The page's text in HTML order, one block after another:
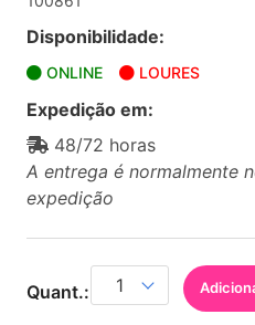
Disponibilidade:
ONLINE LOURES
Expedição em:
48/72 horas
A entrega é normalmente
expedição
Quant.: